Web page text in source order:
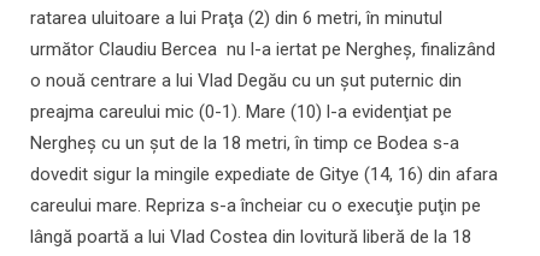
ratarea uluitoare a lui Praţa (2) din 6 metri, în minutul
următor Claudiu Bercea nu l-a iertat pe Nergheş, finalizând
o nouă centrare a lui Vlad Degău cu un şut puternic din
preajma careului mic (0-1). Mare (10) l-a evidenţiat pe
Nergheş cu un şut de la 18 metri, în timp ce Bodea s-a
dovedit sigur la mingile expediate de Gitye (14, 16) din afara
careului mare. Repriza s-a încheiar cu o execuţie puţin pe
lângă poartă a lui Vlad Costea din lovitură liberă de la 18